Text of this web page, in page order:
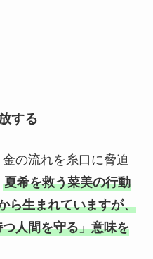
する
の流れを糸口に脅迫
夏希を救う菜美の行動
ら生まれていますが、
人間を守る」意味を